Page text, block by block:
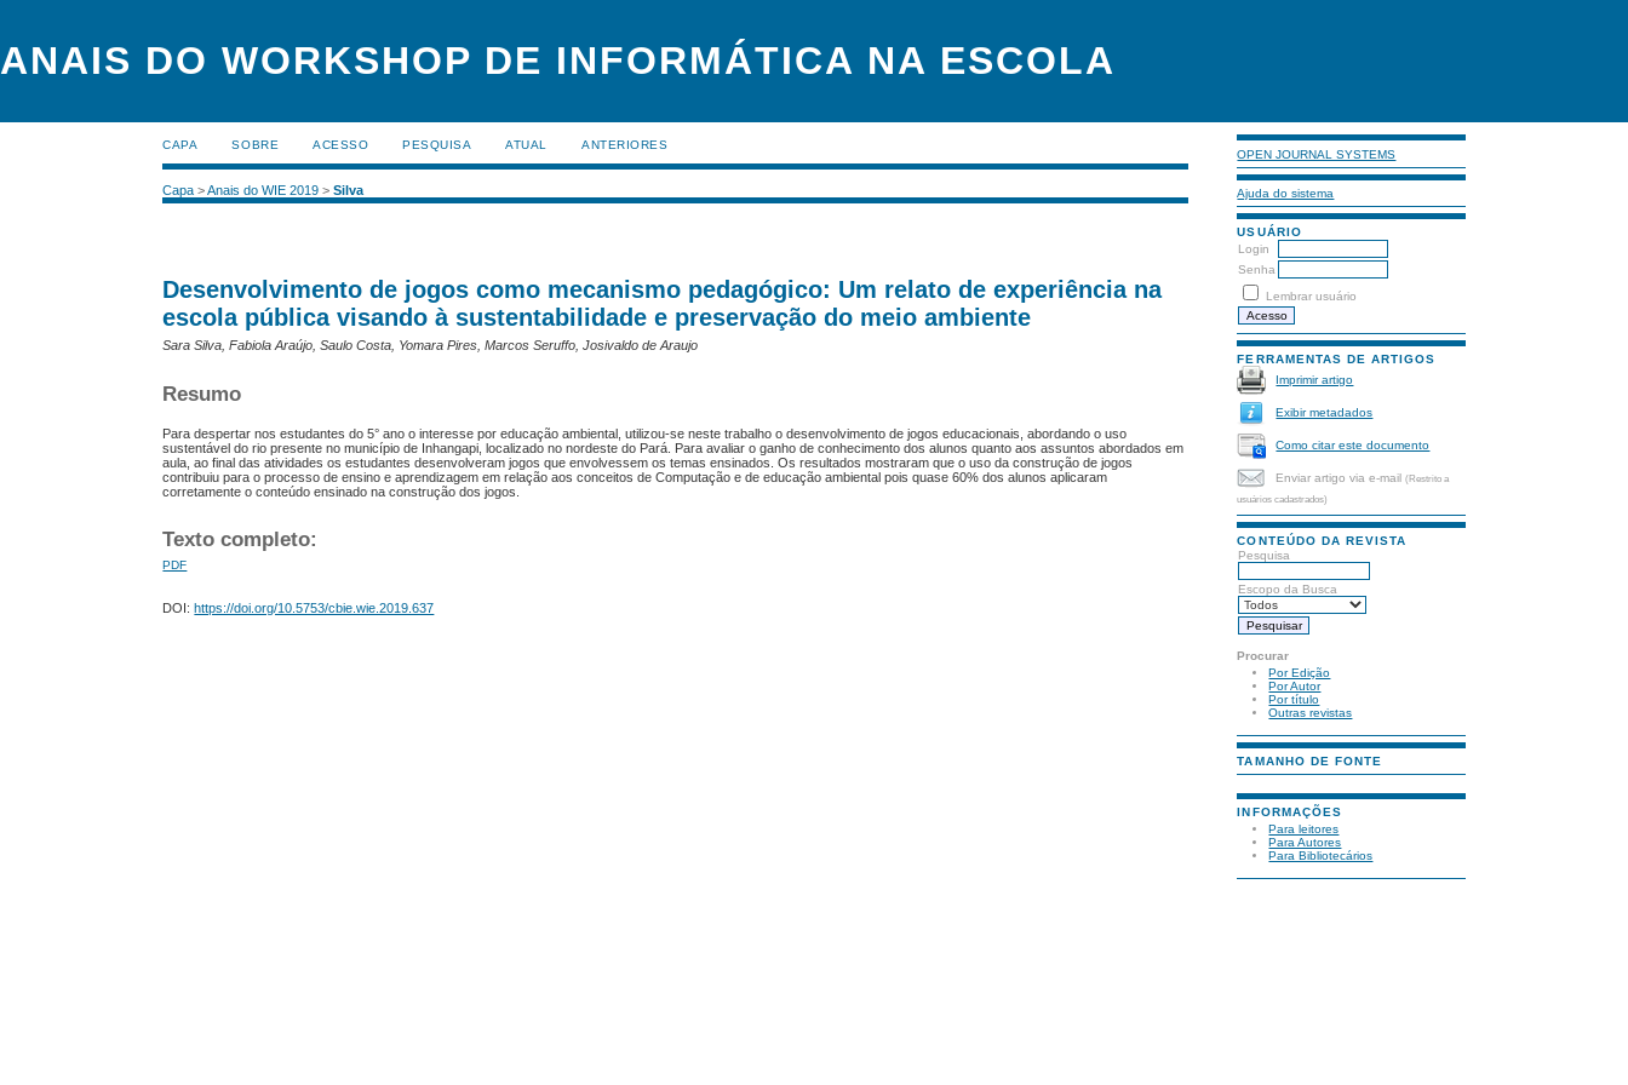
ANAIS DO WORKSHOP DE INFORMÁTICA NA ESCOLA
OPEN JOURNAL SYSTEMS
Ajuda do sistema
USUÁRIO
Login
Senha
Lembrar usuário
FERRAMENTAS DE ARTIGOS
Imprimir artigo
Exibir metadados
Como citar este documento
Enviar artigo via e-mail(Restrito a
usuários cadastrados)
CONTEÚDO DA REVISTA
Pesquisa
Escopo da Busca
Procurar
Por Edição
Por Autor
Por título
Outras revistas
TAMANHO DE FONTE
INFORMAÇÕES
Para leitores
Para Autores
Para Bibliotecários
CAPA SOBRE ACESSO PESQUISA ATUAL ANTERIORES
Capa >Anais do WIE 2019 >Silva
Desenvolvimento de jogos como mecanismo pedagógico: Um relato de experiência na
escola pública visando à sustentabilidade e preservação do meio ambiente
Sara Silva, Fabiola Araújo, Saulo Costa, Yomara Pires, Marcos Seruffo, Josivaldo de Araujo
Resumo
Para despertar nos estudantes do 5° ano o interesse por educação ambiental, utilizou-se neste trabalho o desenvolvimento de jogos educacionais, abordando o uso
sustentável do rio presente no município de Inhangapi, localizado no nordeste do Pará. Para avaliar o ganho de conhecimento dos alunos quanto aos assuntos abordados em
aula, ao final das atividades os estudantes desenvolveram jogos que envolvessem os temas ensinados. Os resultados mostraram que o uso da construção de jogos
contribuiu para o processo de ensino e aprendizagem em relação aos conceitos de Computação e de educação ambiental pois quase 60% dos alunos aplicaram
corretamente o conteúdo ensinado na construção dos jogos.
Texto completo:
PDF
DOI:https://doi.org/10.5753/cbie.wie.2019.637